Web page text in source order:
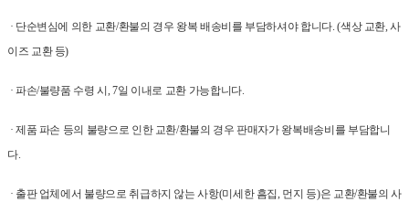
· 단순변심에 의한 교환/환불의 경우 왕복 배송비를 부담하셔야 합니다. (색상 교환, 사
이즈 교환 등)
· 파손/불량품 수령 시, 7일 이내로 교환 가능합니다.
· 제품 파손 등의 불량으로 인한 교환/환불의 경우 판매자가 왕복배송비를 부담합니
다.
· 출판 업체에서 불량으로 취급하지 않는 사항(미세한 흠집, 먼지 등)은 교환/환불의 사